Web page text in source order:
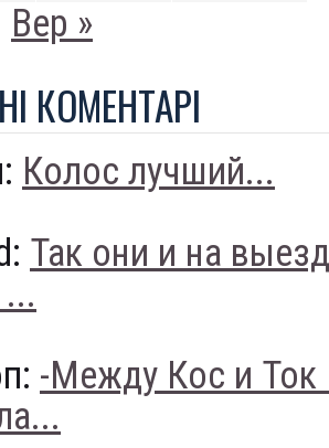
Вер »
КОМЕНТАРI
Колос лучший...
Так они и на
-Между Кос и